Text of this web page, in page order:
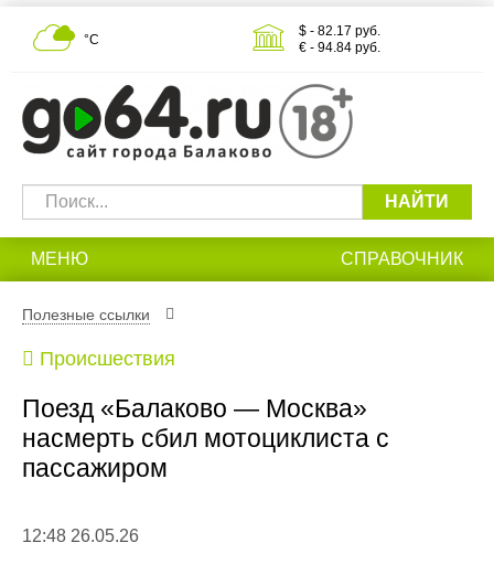
°С
$ - 82.17 руб.
€ - 94.84 руб.
НАЙТИ
МЕНЮ СПРАВОЧНИК
Полезные ссылки
Происшествия
Поезд «Балаково — Москва»
насмерть сбил мотоциклиста с
пассажиром
12:48 26.05.26